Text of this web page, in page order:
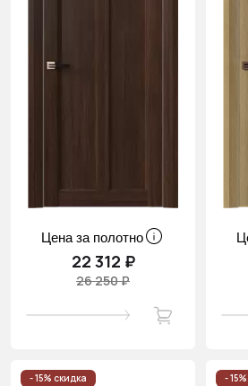
Цена за полотно
22 312 ₽
26 250 ₽
- 15% скидка -